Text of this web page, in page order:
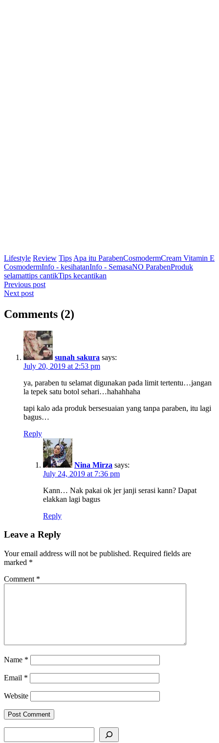
Lifestyle Review Tips Apa itu ParabenCosmodermCream Vitamin E
CosmodermInfo - kesihatanInfo - SemasaNO ParabenProduk
selamattips cantikTips kecantikan
Post
navigation
Previous post
Next post
Comments (2)
sunah sakura says:
July 20, 2019 at 2:53 pm
ya, paraben tu selamat digunakan pada limit tertentu…jangan
la tepek satu botol sehari…hahahhaha
tapi kalo ada produk bersesuaian yang tanpa paraben, itu lagi
bagus…
Reply
Nina Mirza says:
July 24, 2019 at 7:36 pm
Kann… Nak pakai ok jer janji serasi kann? Dapat
elakkan lagi bagus
Reply
Leave a Reply
Your email address will not be published. Required fields are
marked *
Comment *
Name *
Email *
Website